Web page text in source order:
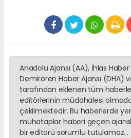
Anadolu Ajansı (AA), İhlas Haber
Demirören Haber Ajansı (DHA)
tarafından eklenen tüm
editörlerinin müdahalesi
çekilmektedir. Bu haberlerde
muhataplar haberi geçen
bir editörü sorumlu tutulamaz...